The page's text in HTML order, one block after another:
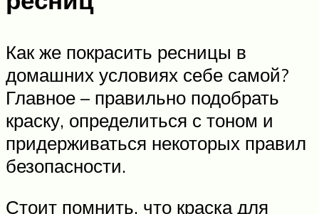
Как же покрасить ресницы в
домашних условиях себе самой?
Главное – правильно подобрать
краску, определиться с тоном и
придерживаться некоторых правил
безопасности.
Стоит помнить, что краска для